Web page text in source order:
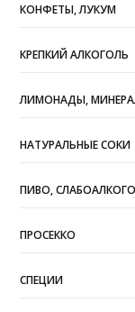
КОНФЕТЫ, ЛУКУМ
КРЕПКИЙ АЛКОГОЛЬ
ЛИМОНАДЫ,
НАТУРАЛЬНЫЕ СОКИ
ПИВО,
ПРОСЕККО
СПЕЦИИ